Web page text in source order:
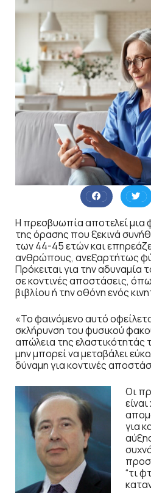
Η πρεσβυωπία αποτελεί μια
της όρασης που ξεκινά
των 44-45 ετών και
ανθρώπους, ανεξαρτήτως
Πρόκειται για την αδυναμία
σε κοντινές αποστάσεις,
βιβλίου ή την οθόνη ενός
«Το φαινόμενο αυτό
σκλήρυνση του φυσικού
απώλεια της ελαστικότητάς
μην μπορεί να μεταβάλει
δύναμη για κοντινές
Οι
για
“τι